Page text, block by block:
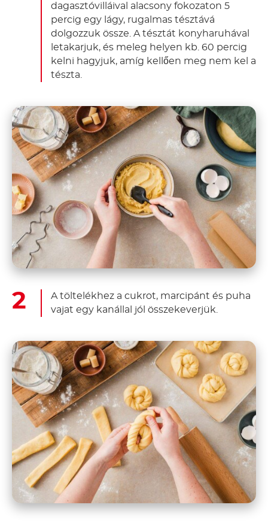
dagasztóvilláival alacsony fokozaton 5
percig egy lágy, rugalmas tésztává
dolgozzuk össze. A tésztát konyharuhával
letakarjuk, és meleg helyen kb. 60 percig
kelni hagyjuk, amíg kellően meg nem kel a
tészta.
A töltelékhez a cukrot, marcipánt és puha
vajat egy kanállal jól összekeverjük.